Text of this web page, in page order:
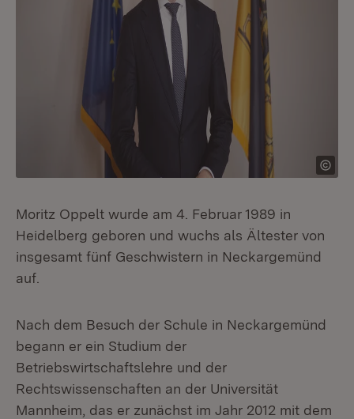
Moritz Oppelt wurde am 4. Februar 1989 in
Heidelberg geboren und wuchs als Ältester von
insgesamt fünf Geschwistern in Neckargemünd
auf.
Nach dem Besuch der Schule in Neckargemünd
begann er ein Studium der
Betriebswirtschaftslehre und der
Rechtswissenschaften an der Universität
Mannheim, das er zunächst im Jahr 2012 mit dem